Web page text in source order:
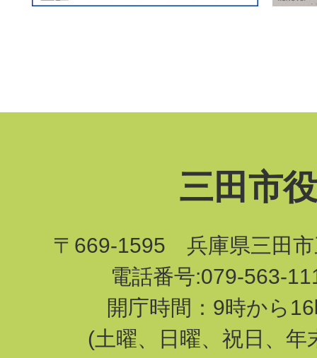
三田市
〒669-1595 兵庫県三田市
電話番号:079-563-
開庁時間：9時から
(土曜、日曜、祝日、年